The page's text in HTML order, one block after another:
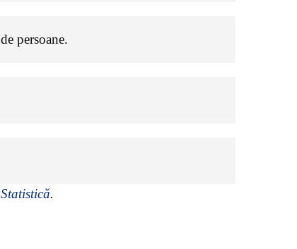
de persoane.
.